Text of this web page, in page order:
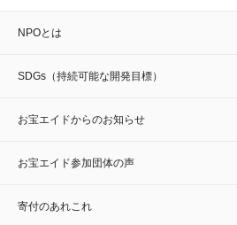
NPOとは
SDGs（持続可能な開発目標）
お宝エイドからのお知らせ
お宝エイド参加団体の声
寄付のあれこれ